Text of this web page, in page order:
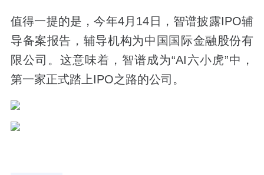
值得一提的是，今年4月14日，智谱披露IPO辅
导备案报告，辅导机构为中国国际金融股份有
限公司。这意味着，智谱成为“AI六小虎”中，
第一家正式踏上IPO之路的公司。